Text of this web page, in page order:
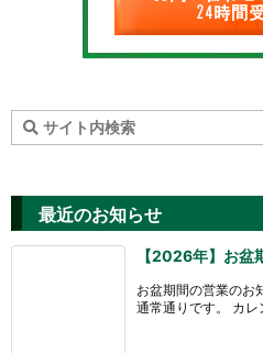
最近のお知らせ
【2026年】お盆
お盆期間の営業のお
通常通りです。 カレ